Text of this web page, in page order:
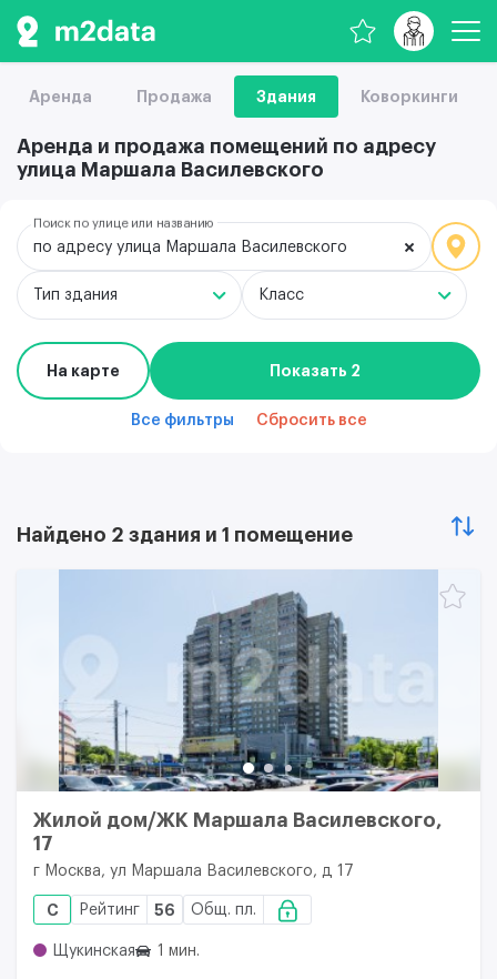
Аренда Продажа Здания Коворкинги
Аренда и продажа помещений по адресу
улица Маршала Василевского
Тип здания Класс
по адресу улица Маршала Василевского
Поиск по улице или названию
На карте Показать 2
Все фильтры Сбросить все
Найдено 2 здания и 1 помещение
Жилой дом/ЖК Маршала Василевского,
17
г Москва, ул Маршала Василевского, д 17
C Рейтинг 56 Общ. пл.
Щукинская 1 мин.